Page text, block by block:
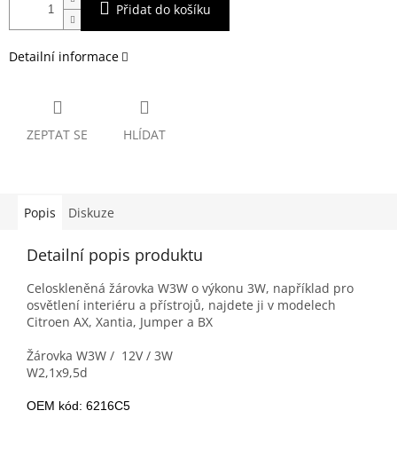
Přidat do košíku
Detailní informace
ZEPTAT SE HLÍDAT
Popis Diskuze
Detailní popis produktu
Celoskleněná žárovka W3W o výkonu 3W, například pro
osvětlení interiéru a přístrojů, najdete ji v modelech
Citroen AX, Xantia, Jumper a BX
Žárovka W3W / 12V / 3W
W2,1x9,5d
OEM kód: 6216C5